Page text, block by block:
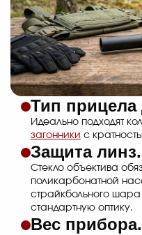
Тип прицела
Идеально подходят
загонники с
Защита линз.
Стекло объектива
поликарбонатной
страйкбольного
стандартную оптику.
Вес прибора.